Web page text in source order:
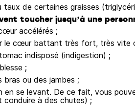
taux de certaines graisses
toucher jusqu’à une
accélérés ;
le cœur battant très fort, très vite
indisposé (indigestion) ;
;
bras ou des jambes ;
en se levant. De ce fait, vous
conduire à des chutes) ;